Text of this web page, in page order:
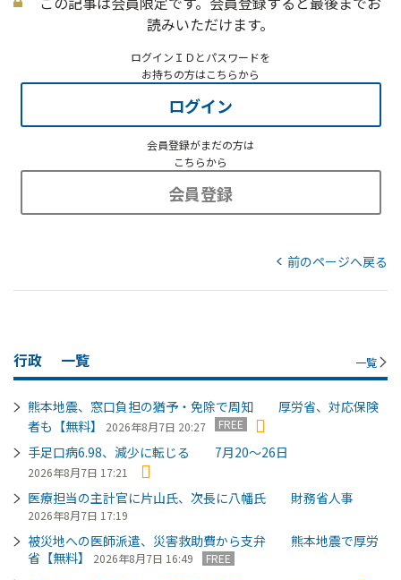
読みいただけます。
ログインＩＤとパスワードを
お持ちの方はこちらから
ログイン
会員登録がまだの方は
こちらから
会員登録
前のページへ戻る
行政 一覧 一覧
熊本地震、窓口負担の猶予・免除で周知 厚労省、対応保険
者も【無料】
2026年8月7日 20:27 FREE
手足口病6.98、減少に転じる 7月20～26日
2026年8月7日 17:21
医療担当の主計官に片山氏、次長に八幡氏 財務省人事
2026年8月7日 17:19
被災地への医師派遣、災害救助費から支弁 熊本地震で厚労
省【無料】
2026年8月7日 16:49 FREE